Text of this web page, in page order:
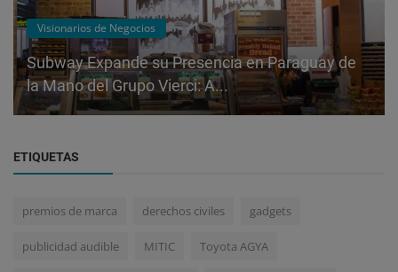
Visionarios de Negocios
Subway Expande su Presencia en Paraguay de
la Mano del Grupo Vierci: A...
ETIQUETAS
premios de marca derechos civiles gadgets
publicidad audible MITIC Toyota AGYA